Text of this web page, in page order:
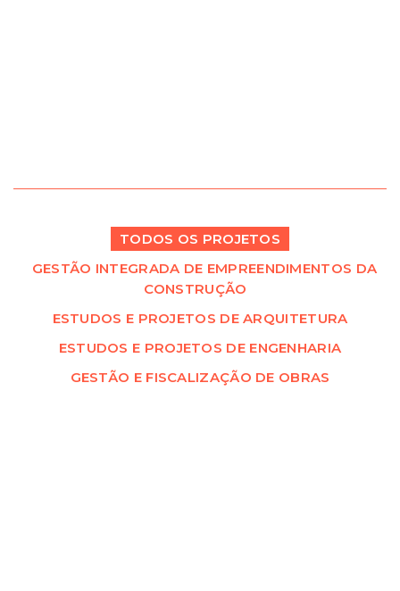
TODOS OS PROJETOS
GESTÃO INTEGRADA DE EMPREENDIMENTOS DA
CONSTRUÇÃO
ESTUDOS E PROJETOS DE ARQUITETURA
ESTUDOS E PROJETOS DE ENGENHARIA
GESTÃO E FISCALIZAÇÃO DE OBRAS